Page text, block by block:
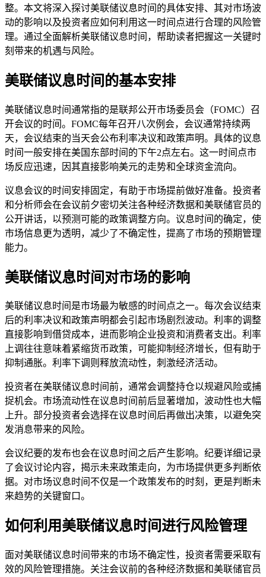
整。本文将深入探讨美联储议息时间的具体安排、其对市场波
动的影响以及投资者应如何利用这一时间点进行合理的风险管
理。通过全面解析美联储议息时间，帮助读者把握这一关键时
刻带来的机遇与风险。
美联储议息时间的基本安排
美联储议息时间通常指的是联邦公开市场委员会（FOMC）召
开会议的时间。FOMC每年召开八次例会，会议通常持续两
天，会议结束的当天会公布利率决议和政策声明。具体的议息
时间一般安排在美国东部时间的下午2点左右。这一时间点市
场反应迅速，因其直接影响美元的走势和全球资金流向。
议息会议的时间安排固定，有助于市场提前做好准备。投资者
和分析师会在会议前夕密切关注各种经济数据和美联储官员的
公开讲话，以预测可能的政策调整方向。议息时间的确定，使
市场信息更为透明，减少了不确定性，提高了市场的预期管理
能力。
美联储议息时间对市场的影响
美联储议息时间是市场最为敏感的时间点之一。每次会议结束
后的利率决议和政策声明都会引起市场剧烈波动。利率的调整
直接影响到借贷成本，进而影响企业投资和消费者支出。利率
上调往往意味着紧缩货币政策，可能抑制经济增长，但有助于
抑制通胀。利率下调则释放流动性，刺激经济活动。
投资者在美联储议息时间前，通常会调整持仓以规避风险或捕
捉机会。市场流动性在议息时间前后显著增加，波动性也大幅
上升。部分投资者会选择在议息时间后再做出决策，以避免突
发消息带来的风险。
会议纪要的发布也会在议息时间之后产生影响。纪要详细记录
了会议讨论内容，揭示未来政策走向，为市场提供更多判断依
据。对市场议息时间不仅是一个政策发布的时刻，更是判断未
来趋势的关键窗口。
如何利用美联储议息时间进行风险管理
面对美联储议息时间带来的市场不确定性，投资者需要采取有
效的风险管理措施。关注会议前的各种经济数据和美联储官员